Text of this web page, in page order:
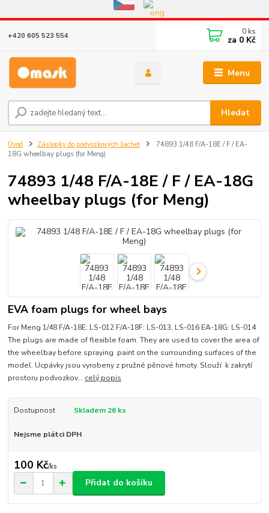
Eshop v provozu do 31.10.2026
Menu
Hledat
+420 605 523 554 0 ks
za 0 Kč
Úvod Záslepky do podvozkových šachet
74893 1/48 F/A-18E / F / EA-
18G wheelbay plugs (for Meng)
74893 1/48 F/A-18E / F / EA-18G
wheelbay plugs (for Meng)
EVA foam plugs for wheel bays
For Meng 1/48 F/A-18E: LS-012 F/A-18F: LS-013, LS-016 EA-18G: LS-014
The plugs are made of flexible foam. They are used to cover the area of
the wheelbay before spraying paint on the surrounding surfaces of the
model. Ucpávky jsou vyrobeny z pružné pěnové hmoty. Slouží k zakrytí
prostoru podvozkov... celý popis
Dostupnost Skladem 26 ks
Nejsme plátci DPH
100 Kč/ks
Přidat do košíku